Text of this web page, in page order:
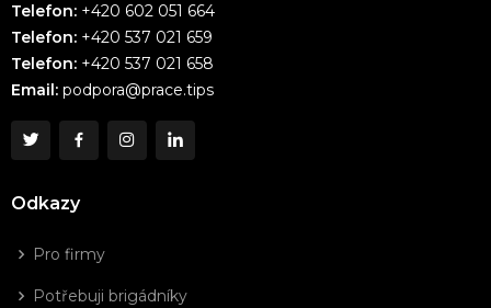
Telefon: +420 602 051 664
Telefon: +420 537 021 659
Telefon: +420 537 021 658
Email: podpora@prace.tips
Odkazy
Pro firmy
Potřebuji brigádníky